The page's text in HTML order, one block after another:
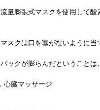
膨張式マスクを使用して酸
クは口を塞がないように当
クが膨らんだということは
心臓マッサージ